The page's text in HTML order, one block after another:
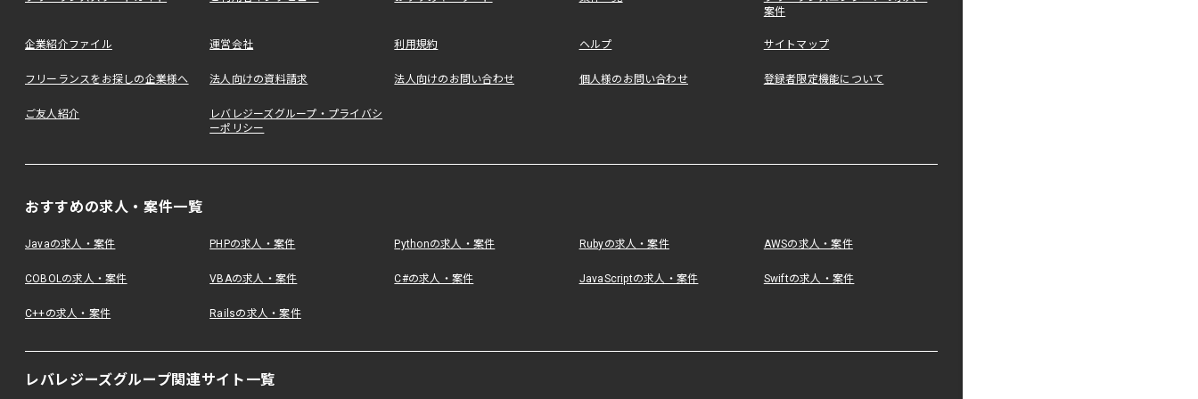
案件
企業紹介ファイル 運営会社 利用規約 ヘルプ サイトマップ
フリーランスをお探しの企業様へ 法人向けの資料請求 法人向けのお問い合わせ 個人様のお問い合わせ 登録者限定機能について
ご友人紹介
レバレジーズグループ・プライバシ
ーポリシー
おすすめの求人・案件一覧
Javaの求人・案件 PHPの求人・案件 Pythonの求人・案件 Rubyの求人・案件 AWSの求人・案件
COBOLの求人・案件 VBAの求人・案件 C#の求人・案件 JavaScriptの求人・案件 Swiftの求人・案件
C++の求人・案件 Railsの求人・案件
レバレジーズグループ関連サイト一覧